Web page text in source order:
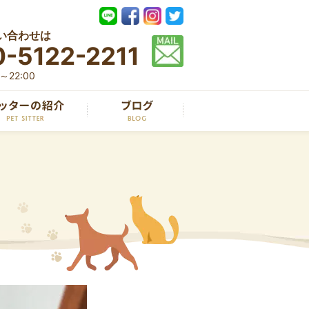
合わせは
5122-2211
22:00